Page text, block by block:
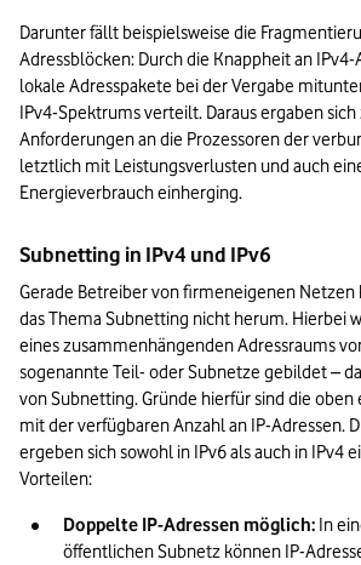
Darunter fällt beispielsweise die
Adressblöcken: Durch die Knappheit an
lokale Adresspakete bei der Vergabe
IPv4-Spektrums verteilt. Daraus ergaben
Anforderungen an die Prozessoren der
letztlich mit Leistungsverlusten und auch
Energieverbrauch einherging.
Subnetting in IPv4 und IPv6
Gerade Betreiber von firmeneigenen
das Thema Subnetting nicht herum. Hierbei
eines zusammenhängenden Adressraums
sogenannte Teil- oder Subnetze gebildet –
von Subnetting. Gründe hierfür sind die
mit der verfügbaren Anzahl an IP-Adressen.
ergeben sich sowohl in IPv6 als auch in IPv4
Vorteilen:
Doppelte IP-Adressen möglich: In
öffentlichen Subnetz können IP-